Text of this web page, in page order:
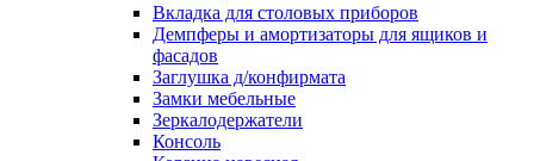
Вкладка для столовых приборов
Демпферы и амортизаторы для ящиков и
фасадов
Заглушка д/конфирмата
Замки мебельные
Зеркалодержатели
Консоль